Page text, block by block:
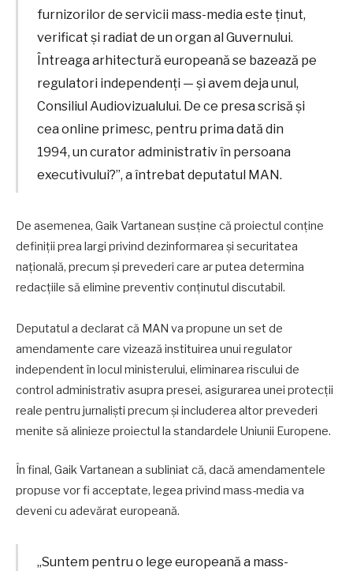
furnizorilor de servicii mass-media este ținut,
verificat și radiat de un organ al Guvernului.
Întreaga arhitectură europeană se bazează pe
regulatori independenți — și avem deja unul,
Consiliul Audiovizualului. De ce presa scrisă și
cea online primesc, pentru prima dată din
1994, un curator administrativ în persoana
executivului?”, a întrebat deputatul MAN.
De asemenea, Gaik Vartanean susține că proiectul conține
definiții prea largi privind dezinformarea și securitatea
națională, precum și prevederi care ar putea determina
redacțiile să elimine preventiv conținutul discutabil.
Deputatul a declarat că MAN va propune un set de
amendamente care vizează instituirea unui regulator
independent în locul ministerului, eliminarea riscului de
control administrativ asupra presei, asigurarea unei protecții
reale pentru jurnaliști precum și includerea altor prevederi
menite să alinieze proiectul la standardele Uniunii Europene.
În final, Gaik Vartanean a subliniat că, dacă amendamentele
propuse vor fi acceptate, legea privind mass-media va
deveni cu adevărat europeană.
„Suntem pentru o lege europeană a mass-